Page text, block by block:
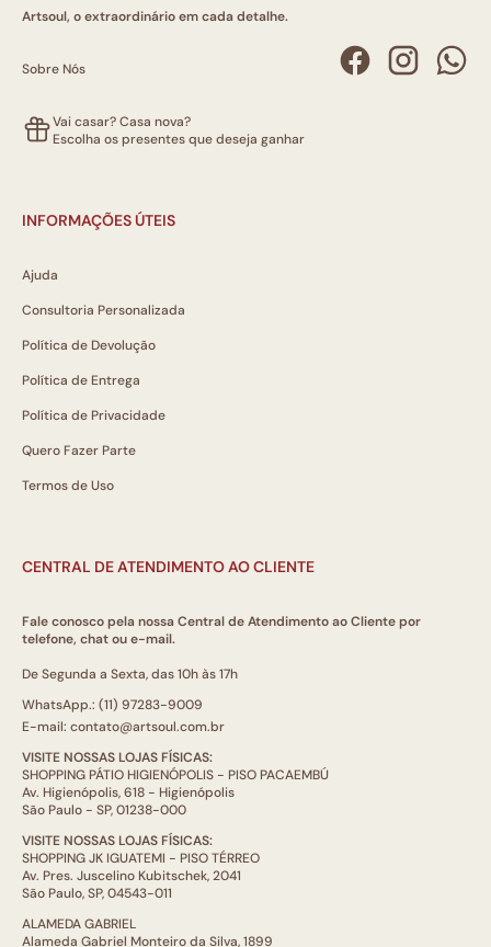
Artsoul, o extraordinário em cada detalhe.
Sobre Nós
Vai casar? Casa nova?
Escolha os presentes que deseja ganhar
INFORMAÇÕES ÚTEIS
Ajuda
Consultoria Personalizada
Política de Devolução
Política de Entrega
Política de Privacidade
Quero Fazer Parte
Termos de Uso
CENTRAL DE ATENDIMENTO AO CLIENTE
Fale conosco pela nossa Central de Atendimento ao Cliente por
telefone, chat ou e-mail.
De Segunda a Sexta, das 10h às 17h
WhatsApp.: (11) 97283-9009
E-mail: contato@artsoul.com.br
VISITE NOSSAS LOJAS FÍSICAS:
SHOPPING PÁTIO HIGIENÓPOLIS - PISO PACAEMBÚ
Av. Higienópolis, 618 - Higienópolis
São Paulo - SP, 01238-000
VISITE NOSSAS LOJAS FÍSICAS:
SHOPPING JK IGUATEMI - PISO TÉRREO
Av. Pres. Juscelino Kubitschek, 2041
São Paulo, SP, 04543-011
ALAMEDA GABRIEL
Alameda Gabriel Monteiro da Silva, 1899